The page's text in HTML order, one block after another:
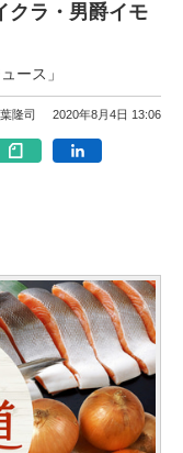
クラ・男爵イモ
ース」
隆司 2020年8月4日 13:06